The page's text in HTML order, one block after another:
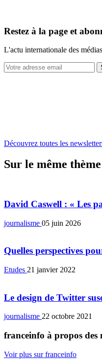
Restez à la page et
L'actu internationale des
Découvrez toutes les
Sur le même thème
David Caswell : « Les
journalisme 05 juin 2026
Quelles perspectives
Etudes 21 janvier 2022
Le design de Twitter
journalisme 22 octobre 2021
franceinfo à propos des
Voir plus sur franceinfo